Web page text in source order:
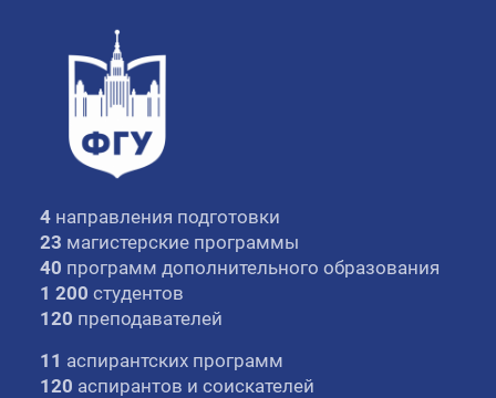
4 направления подготовки
23 магистерские программы
40 программ дополнительного образования
1 200 студентов
120 преподавателей
11 аспирантских программ
120 аспирантов и соискателей